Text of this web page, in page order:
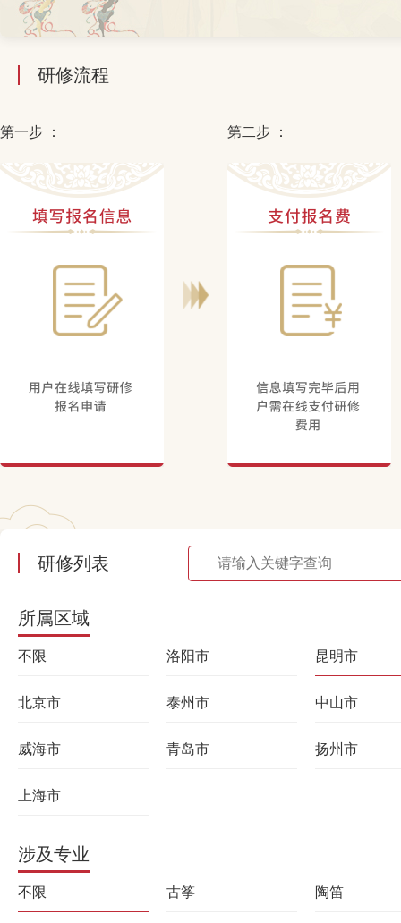
研修流程
第一步 ： 第二步 ：
研修列表
所属区域
不限 洛阳市 昆明市
北京市 泰州市 中山市
威海市 青岛市 扬州市
上海市
涉及专业
不限 古筝 陶笛